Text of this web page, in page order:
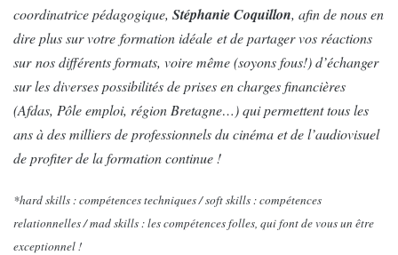
coordinatrice pédagogique, Stéphanie Coquillon, afin de nous en
dire plus sur votre formation idéale et de partager vos réactions
sur nos différents formats, voire même (soyons fous!) d’échanger
sur les diverses possibilités de prises en charges financières
(Afdas, Pôle emploi, région Bretagne…) qui permettent tous les
ans à des milliers de professionnels du cinéma et de l’audiovisuel
de profiter de la formation continue !
*hard skills : compétences techniques / soft skills : compétences
relationnelles / mad skills : les compétences folles, qui font de vous un être
exceptionnel !